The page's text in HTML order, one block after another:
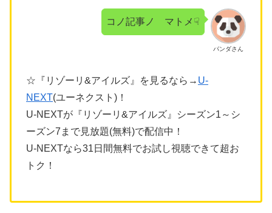
パンダさん
コノ記事ノ マトメ☟
☆『リゾーリ&アイルズ』を見るなら→ U-
NEXT(ユーネクスト)！
U-NEXTが『リゾーリ&アイルズ』シーズン1～シ
ーズン7まで見放題(無料)で配信中！
U-NEXTなら31日間無料でお試し視聴できて超お
トク！